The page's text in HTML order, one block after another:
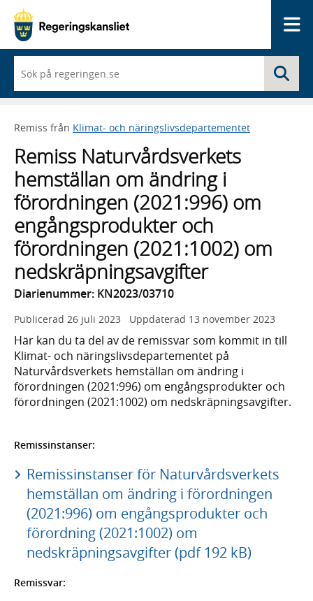
du
börjar
skriva
framträder
lista
med
sökförslag
Remiss från Klimat- och näringslivsdepartementet
Remiss Naturvårdsverkets
hemställan om ändring i
förordningen (2021:996) om
engångsprodukter och
förordningen (2021:1002) om
nedskräpningsavgifter
Diarienummer: KN2023/03710
Publicerad 26 juli 2023 Uppdaterad 13 november 2023
Här kan du ta del av de remissvar som kommit in till
Klimat- och näringslivsdepartementet på
Naturvårdsverkets hemställan om ändring i
förordningen (2021:996) om engångsprodukter och
förordningen (2021:1002) om nedskräpningsavgifter.
Remissinstanser:
Remissinstanser för Naturvårdsverkets
hemställan om ändring i förordningen
(2021:996) om engångsprodukter och
förordning (2021:1002) om
nedskräpningsavgifter (pdf 192 kB)
Remissvar: